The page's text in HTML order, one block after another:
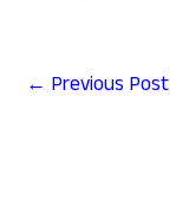
← Previous Post